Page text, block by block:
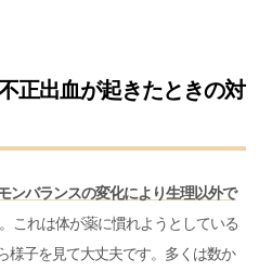
正出血が起きたときの対
ンバランスの変化により生理以外で
これは体が薬に慣れようとしている
様子を見て大丈夫です。多くは数か